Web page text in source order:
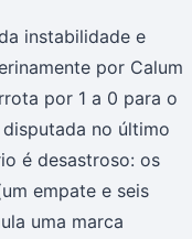
instabilidade e
por Calum
por 1 a 0 para o
no último
é desastroso: os
empate e seis
uma marca